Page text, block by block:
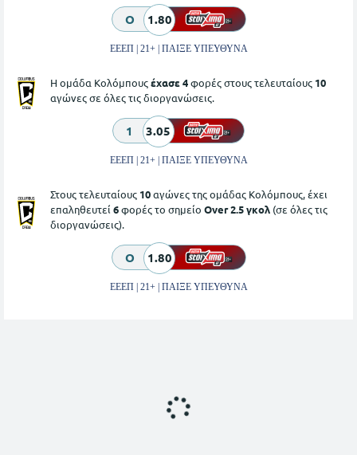
O 1.80
ΕΕΕΠ | 21+ | ΠΑΙΞΕ ΥΠΕΥΘΥΝΑ
Η ομάδα Κολόμπουςέχασε 4φορές στους τελευταίους 10
αγώνες σε όλες τις διοργανώσεις.
1 3.05
ΕΕΕΠ | 21+ | ΠΑΙΞΕ ΥΠΕΥΘΥΝΑ
Στους τελευταίους 10αγώνες της ομάδας Κολόμπους, έχει
επαληθευτεί 6φορές το σημείο Over 2.5 γκολ (σε όλες τις
διοργανώσεις).
O 1.80
ΕΕΕΠ | 21+ | ΠΑΙΞΕ ΥΠΕΥΘΥΝΑ